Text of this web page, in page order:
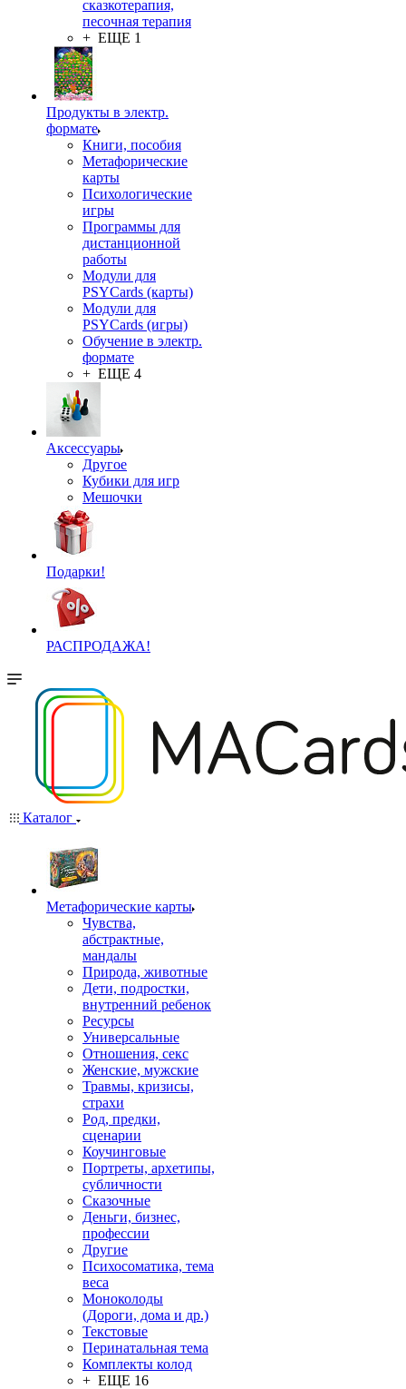
сказкотерапия,
песочная терапия
+ ЕЩЕ 1
Продукты в электр.
формате
Книги, пособия
Метафорические
карты
Психологические
игры
Программы для
дистанционной
работы
Модули для
PSYCards (карты)
Модули для
PSYCards (игры)
Обучение в электр.
формате
+ ЕЩЕ 4
Аксессуары
Другое
Кубики для игр
Мешочки
Подарки!
РАСПРОДАЖА!
Каталог
Mетафорические карты
Чувства,
абстрактные,
мандалы
Природа, животные
Дети, подростки,
внутренний ребенок
Ресурсы
Универсальные
Отношения, секс
Женские, мужские
Травмы, кризисы,
страхи
Род, предки,
сценарии
Коучинговые
Портреты, архетипы,
субличности
Сказочные
Деньги, бизнес,
профессии
Другие
Психосоматика, тема
веса
Моноколоды
(Дороги, дома и др.)
Текстовые
Перинатальная тема
Комплекты колод
+ ЕЩЕ 16